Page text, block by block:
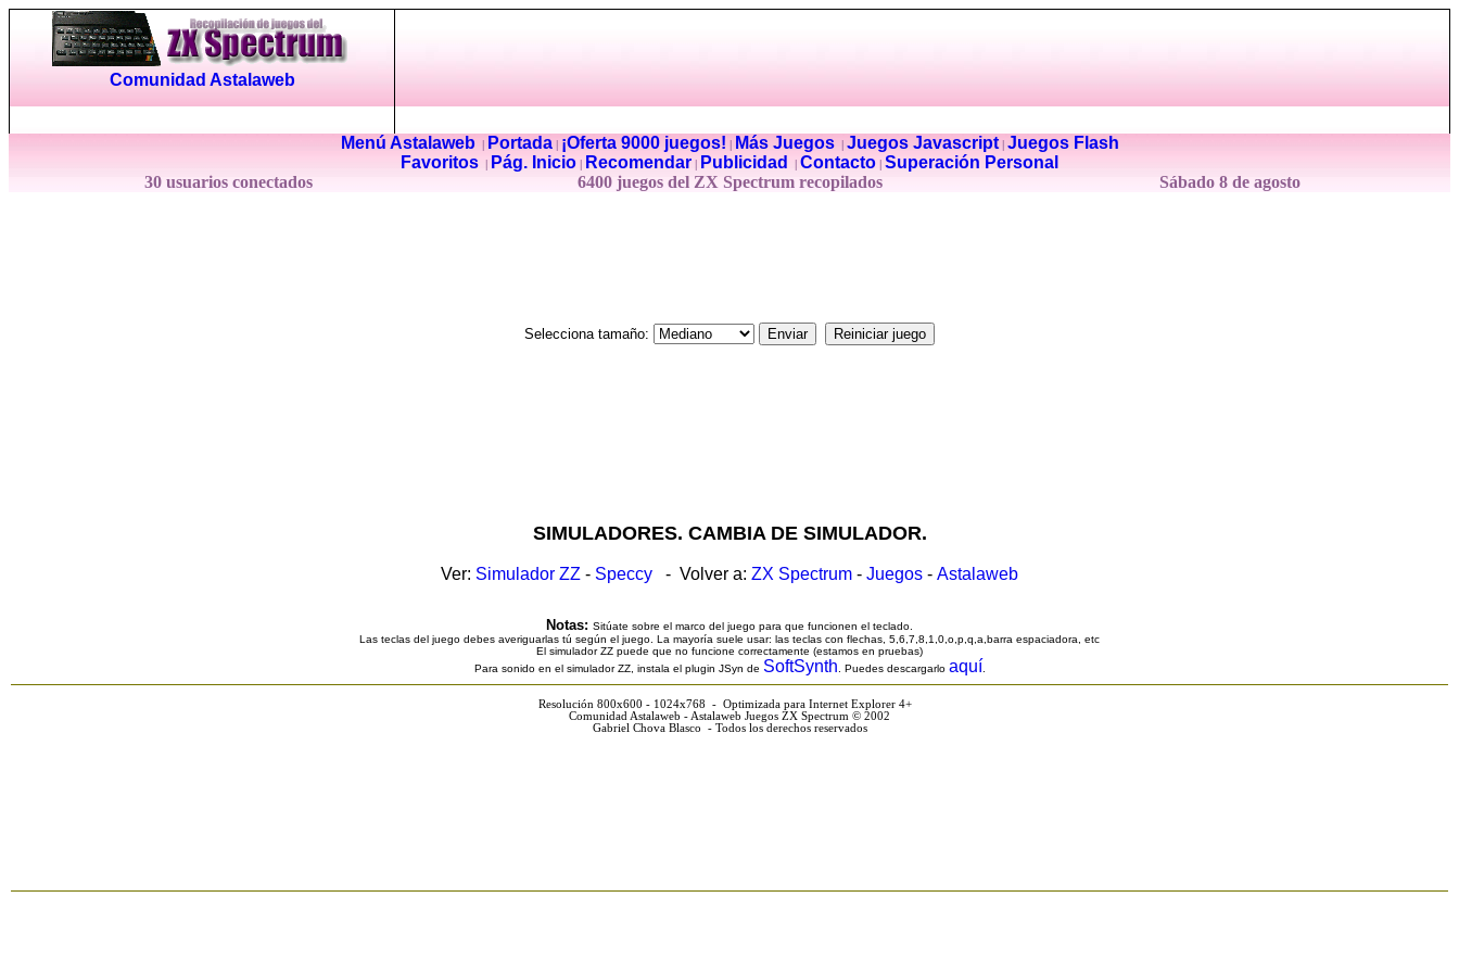
Comunidad Astalaweb
Menú Astalaweb| Portada| ¡Oferta 9000 juegos! Más Juegos| Juegos Javascript| Juegos Flash
Favoritos
Pág. Inicio Recomendar Publicidad Contacto Superación Personal
30 usuarios conectados
6400 juegos del ZX Spectrum recopilados Sábado 8 de agosto
Selecciona tamaño:
SIMULADORES. CAMBIA DE SIMULADOR.
Ver: Simulador ZZ - Speccy - Volver a: ZX Spectrum - Juegos - Astalaweb
Notas: Sitúate sobre el marco del juego para que funcionen el teclado.
Las teclas del juego debes averiguarlas tú según el juego. La mayoría suele usar: las teclas con flechas, 5,6,7,8,1,0,o,p,q,a,barra espaciadora, etc
El simulador ZZ puede que no funcione correctamente (estamos en pruebas)
Para sonido en el simulador ZZ, instala el plugin JSyn de SoftSynth . Puedes descargarlo aquí
Resolución 800x600 - 1024x768 - Optimizada para Internet Explorer 4+
Comunidad Astalaweb - Astalaweb Juegos ZX Spectrum © 2002
Gabriel Chova Blasco - Todos los derechos reservados